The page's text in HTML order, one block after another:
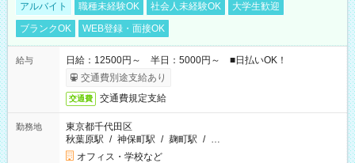
アルバイト 職種未経験OK 社会人未経験OK
大学生歓迎
ブランクOK
WEB登録・面接OK
給与
日給：12500円～ 半日：5000円～ ■日払いOK！
交通費別途支給あり
交通費 交通費規定支給
勤務地
東京都千代田区
秋葉原駅 / 神保町駅 / 麹町駅 / …
オフィス・学校など